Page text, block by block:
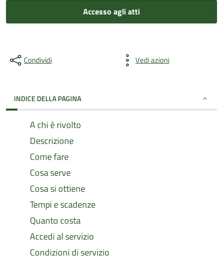
Accesso agli atti
Condividi Vedi azioni
INDICE DELLA PAGINA
A chi è rivolto
Descrizione
Come fare
Cosa serve
Cosa si ottiene
Tempi e scadenze
Quanto costa
Accedi al servizio
Condizioni di servizio